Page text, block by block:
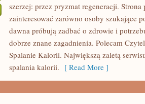
PORADNIK
SUPLEMENTACYJNY
szerzej: przez pryzmat regeneracji.
zainteresować zarówno osoby szukające
dawna próbują zadbać o zdrowie i
dobrze znane zagadnienia. Polecam
Spalanie Kalorii. Największą zaletą
spalania kalorii. [ Read More ]